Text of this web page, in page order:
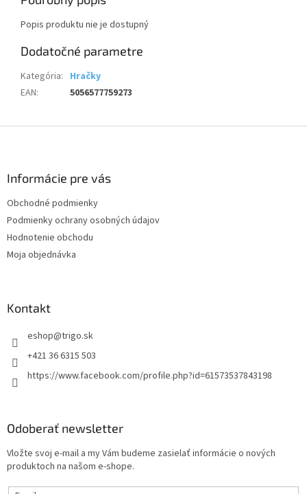
Popis produktu nie je dostupný
Dodatočné parametre
Kategória: Hračky
EAN: 5056577759273
Informácie pre vás
Obchodné podmienky
Podmienky ochrany osobných údajov
Hodnotenie obchodu
Moja objednávka
Kontakt
eshop@trigo.sk
+421 36 6315 503
https://www.facebook.com/profile.php?id=61573537843198
Odoberať newsletter
Vložte svoj e-mail a my Vám budeme zasielať informácie o nových
produktoch na našom e-shope.